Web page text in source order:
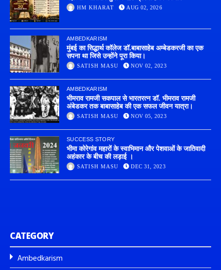
HM KHARAT AUG 02, 2026
AMBEDKARISM
मुंबई का सिद्धार्थ कॉलेज डॉ.बाबासाहेब अम्बेडकरजी का एक
सपना था जिसे उन्होंने पूरा किया।
SATISH MASU NOV 02, 2023
AMBEDKARISM
भीमराव रामजी सकपाल से भारतरत्न डॉ. भीमराव रामजी
अंबेडकर तक बाबासाहेब की एक सफल जीवन यात्रा।
SATISH MASU NOV 05, 2023
SUCCESS STORY
भीमा कोरेगांव महारों के स्वाभिमान और पेशवाओं के जातिवादी
अहंकार के बीच की लड़ाई ।
SATISH MASU DEC 31, 2023
CATEGORY
Ambedkarism